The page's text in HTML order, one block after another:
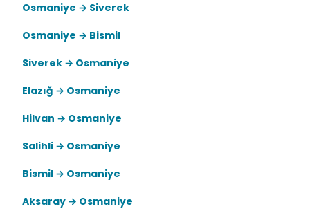
Osmaniye → Siverek
Osmaniye → Bismil
Siverek → Osmaniye
Elazığ → Osmaniye
Hilvan → Osmaniye
Salihli → Osmaniye
Bismil → Osmaniye
Aksaray → Osmaniye